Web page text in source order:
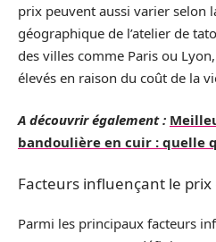
prix peuvent aussi varier selon
géographique de l’atelier de
des villes comme Paris ou
élevés en raison du coût de la
A découvrir également :
bandoulière en cuir : quelle
Facteurs influençant le
Parmi les principaux facteurs